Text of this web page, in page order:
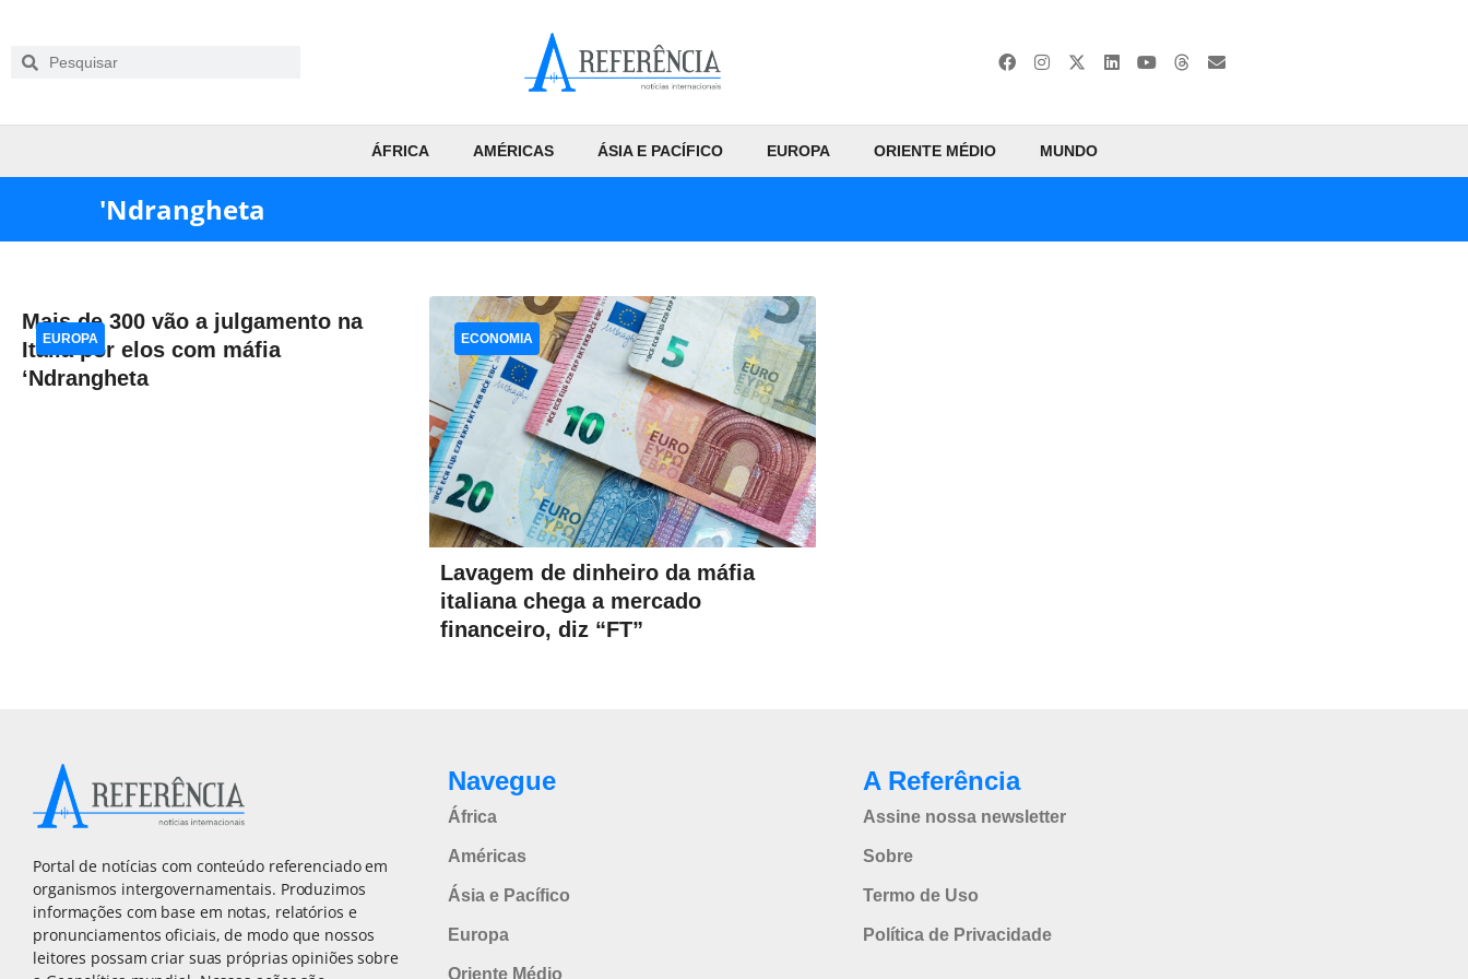
ÁFRICA AMÉRICAS ÁSIA E PACÍFICO EUROPA ORIENTE MÉDIO MUNDO
'Ndrangheta
Mais de 300 vão a julgamento na
Itália por elos com máfia
‘Ndrangheta
EUROPA
Lavagem de dinheiro da máfia
italiana chega a mercado
financeiro, diz “FT”
ECONOMIA
Portal de notícias com conteúdo referenciado em
organismos intergovernamentais. Produzimos
informações com base em notas, relatórios e
pronunciamentos oficiais, de modo que nossos
leitores possam criar suas próprias opiniões sobre
Navegue
África
Américas
Ásia e Pacífico
Europa
Oriente Médio
A Referência
Assine nossa newsletter
Sobre
Termo de Uso
Política de Privacidade